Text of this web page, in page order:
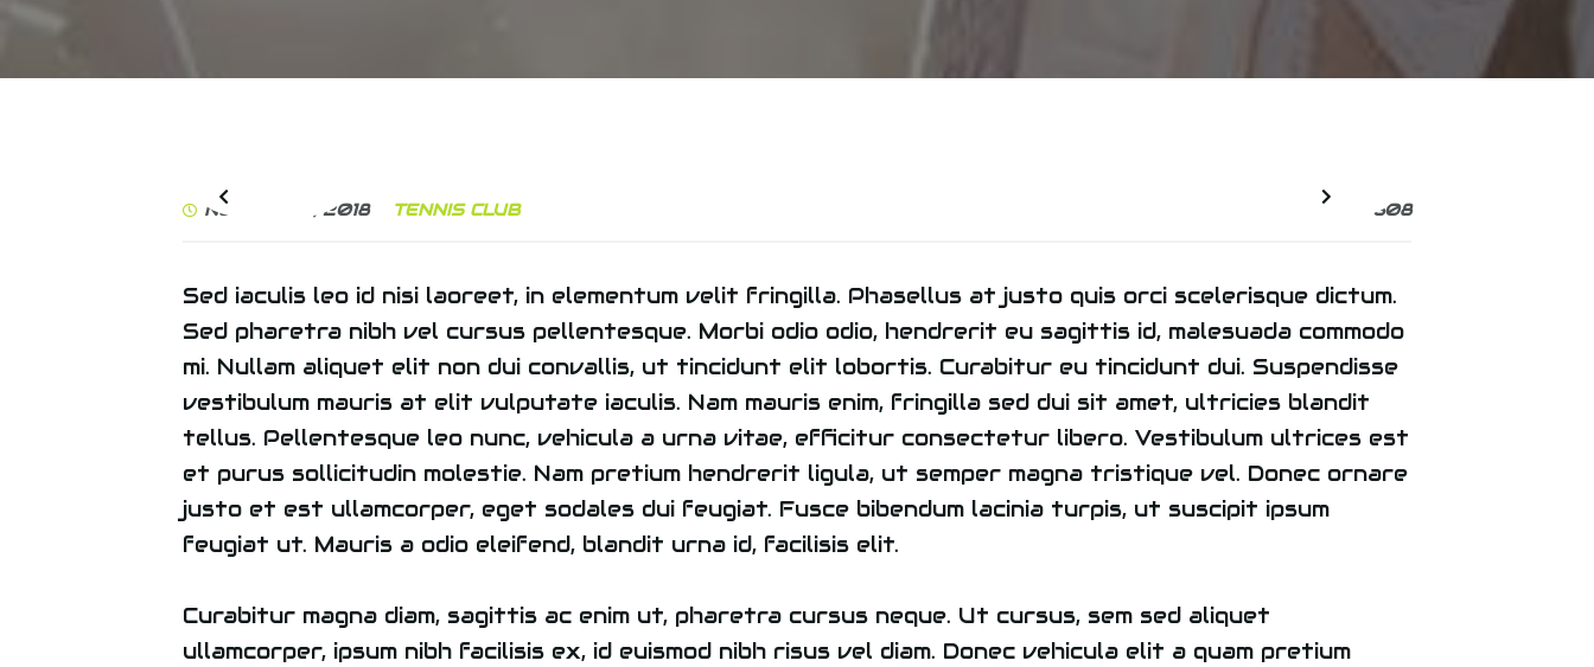
November 7, 2018 TENNIS CLUB 608
Sed iaculis leo id nisi laoreet, in elementum velit fringilla. Phasellus at justo quis orci scelerisque dictum.
Sed pharetra nibh vel cursus pellentesque. Morbi odio odio, hendrerit eu sagittis id, malesuada commodo
mi. Nullam aliquet elit non dui convallis, ut tincidunt elit lobortis. Curabitur eu tincidunt dui. Suspendisse
vestibulum mauris at elit vulputate iaculis. Nam mauris enim, fringilla sed dui sit amet, ultricies blandit
tellus. Pellentesque leo nunc, vehicula a urna vitae, efficitur consectetur libero. Vestibulum ultrices est
et purus sollicitudin molestie. Nam pretium hendrerit ligula, ut semper magna tristique vel. Donec ornare
justo et est ullamcorper, eget sodales dui feugiat. Fusce bibendum lacinia turpis, ut suscipit ipsum
feugiat ut. Mauris a odio eleifend, blandit urna id, facilisis elit.
Curabitur magna diam, sagittis ac enim ut, pharetra cursus neque. Ut cursus, sem sed aliquet
ullamcorper, ipsum nibh facilisis ex, id euismod nibh risus vel diam. Donec vehicula elit a quam pretium